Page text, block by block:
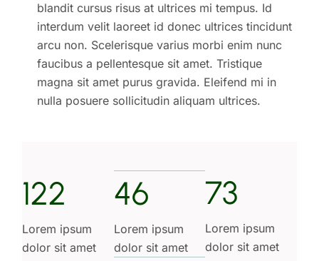
blandit cursus risus at ultrices mi tempus. Id
interdum velit laoreet id donec ultrices tincidunt
arcu non. Scelerisque varius morbi enim nunc
faucibus a pellentesque sit amet. Tristique
magna sit amet purus gravida. Eleifend mi in
nulla posuere sollicitudin aliquam ultrices.
122
Lorem ipsum
dolor sit amet
46
Lorem ipsum
dolor sit amet
73
Lorem ipsum
dolor sit amet